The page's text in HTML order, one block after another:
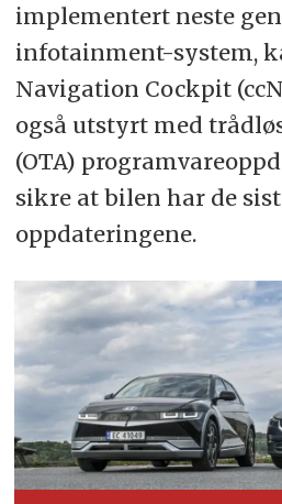
implementert neste
infotainment-system,
Navigation Cockpit
også utstyrt med
(OTA)
sikre at bilen har de
oppdateringene.